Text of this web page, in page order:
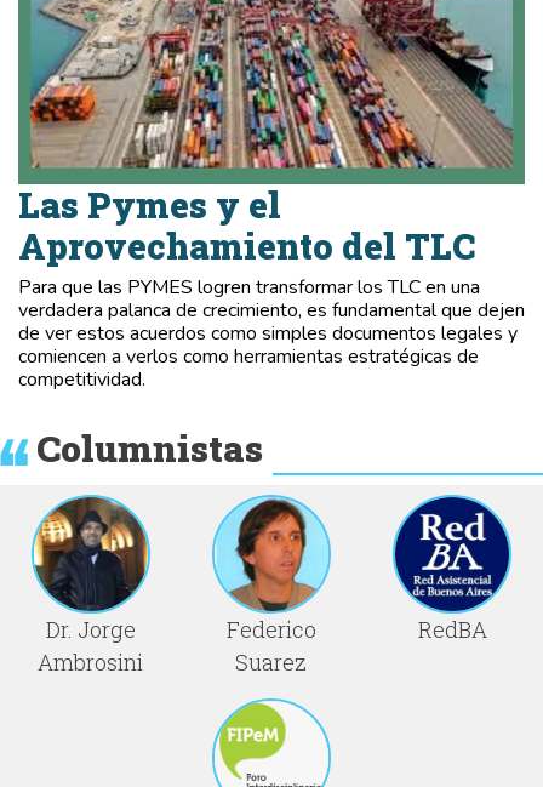
Las Pymes y el
Aprovechamiento del TLC
Para que las PYMES logren transformar los TLC en una
verdadera palanca de crecimiento, es fundamental que dejen
de ver estos acuerdos como simples documentos legales y
comiencen a verlos como herramientas estratégicas de
competitividad.
Columnistas
Dr. Jorge
Ambrosini
Federico
Suarez
RedBA